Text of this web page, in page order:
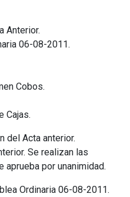
Anterior.
06-08-2011.
Cobos.
Cajas.
del Acta anterior.
Se realizan las
por unanimidad.
Ordinaria 06-08-2011.